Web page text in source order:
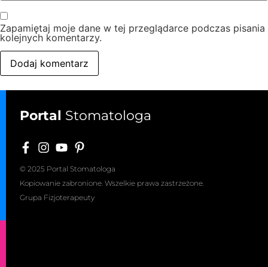
Zapamiętaj moje dane w tej przeglądarce podczas pisania
kolejnych komentarzy.
Portal Stomatologa
© 2025 Portal Stomatologa
Kopiowanie zabronione. Wszelkie prawa zastrzeżone.
Grupa Fizjoterapeuty